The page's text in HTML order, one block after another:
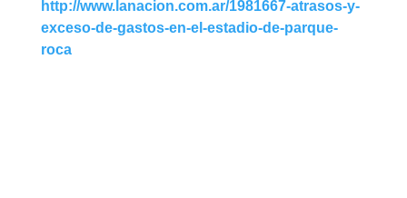
http://www.lanacion.com.ar/1981667-atrasos-y-
exceso-de-gastos-en-el-estadio-de-parque-
roca